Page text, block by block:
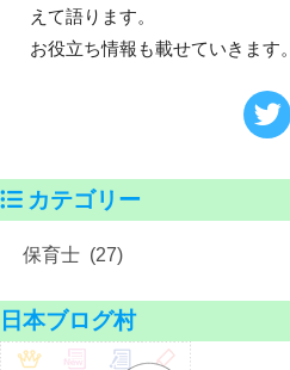
えて語ります。
お役立ち情報も載せていきます。
カテゴリー
日本ブログ村